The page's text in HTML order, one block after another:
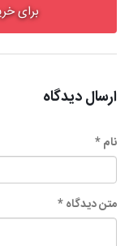
برای
ارسال دیدگاه
نام *
متن دیدگاه *